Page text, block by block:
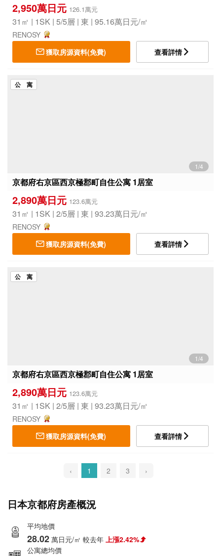
2,950萬日元 126.1萬元
31㎡ | 1SK | 5/5層 | 東 | 95.16萬日元/㎡
RENOSY
獲取房源資料(免費)
查看詳情
公 寓
1/4
京都府右京區西京極郡町自住公寓 1居室
2,890萬日元 123.6萬元
31㎡ | 1SK | 2/5層 | 東 | 93.23萬日元/㎡
RENOSY
獲取房源資料(免費)
查看詳情
公 寓
1/4
京都府右京區西京極郡町自住公寓 1居室
2,890萬日元 123.6萬元
31㎡ | 1SK | 2/5層 | 東 | 93.23萬日元/㎡
RENOSY
獲取房源資料(免費)
查看詳情
‹ 1 2 3 ›
日本京都府房產概況
平均地價
28.02 萬日元/㎡ 較去年 上漲2.42%
公寓總均價